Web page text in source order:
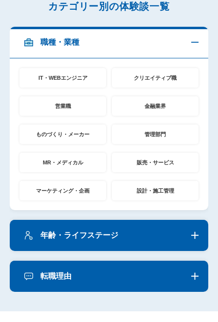
カテゴリー別の体験談一覧
職種・業種
IT・WEBエンジニア クリエイティブ職
営業職 金融業界
ものづくり・メーカー 管理部門
MR・メディカル 販売・サービス
マーケティング・企画 設計・施工管理
年齢・ライフステージ
転職理由